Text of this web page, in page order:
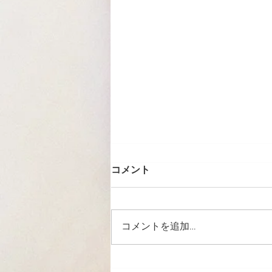
8月の休業日のお知らせ
コメント
コメントを追加…